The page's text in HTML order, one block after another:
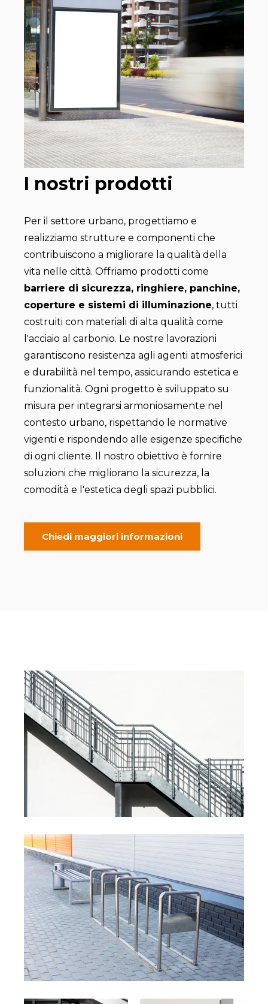
I nostri prodotti
Per il settore urbano, progettiamo e
realizziamo strutture e componenti che
contribuiscono a migliorare la qualità della
vita nelle città. Offriamo prodotti come
barriere di sicurezza, ringhiere, panchine,
coperture e sistemi di illuminazione, tutti
costruiti con materiali di alta qualità come
l'acciaio al carbonio. Le nostre lavorazioni
garantiscono resistenza agli agenti atmosferici
e durabilità nel tempo, assicurando estetica e
funzionalità. Ogni progetto è sviluppato su
misura per integrarsi armoniosamente nel
contesto urbano, rispettando le normative
vigenti e rispondendo alle esigenze specifiche
di ogni cliente. Il nostro obiettivo è fornire
soluzioni che migliorano la sicurezza, la
comodità e l'estetica degli spazi pubblici.
Chiedi maggiori informazioni